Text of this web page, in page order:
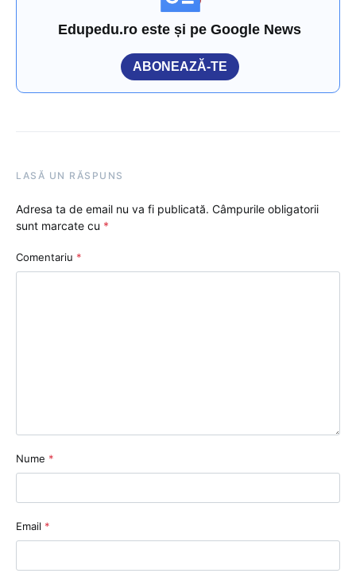
Edupedu.ro este și pe Google News
ABONEAZĂ-TE
LASĂ UN RĂSPUNS
Adresa ta de email nu va fi publicată. Câmpurile obligatorii
sunt marcate cu *
Comentariu *
Nume *
Email *